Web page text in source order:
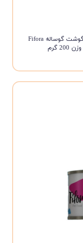
کنسرو غذای سگ نژاد کوچک فیفورا با طعم گوشت گوساله Fifora